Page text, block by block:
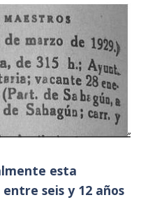
esta
seis y 12 años